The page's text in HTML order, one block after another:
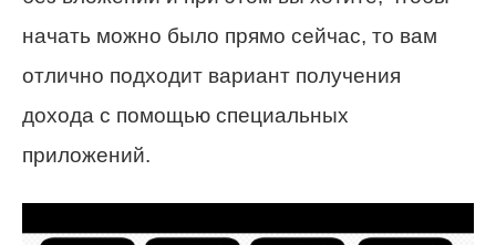
начать можно было прямо сейчас, то вам
отлично подходит вариант получения
дохода с помощью специальных
приложений.